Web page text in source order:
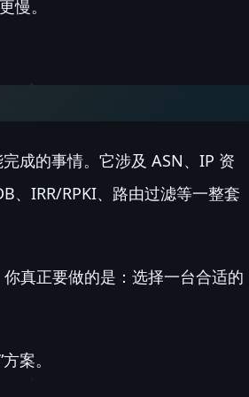
慢。
成的事情。它涉及 ASN、IP 资
、IRR/RPKI、路由过滤等一整套
你真正要做的是：选择一台合适的
案。